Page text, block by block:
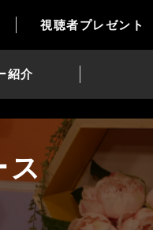
視聴者プレゼント
紹介
ス